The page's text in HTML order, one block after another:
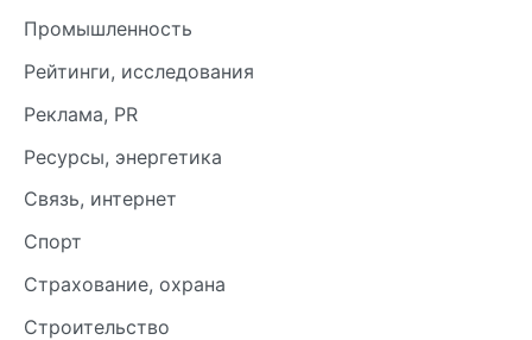
Промышленность
Рейтинги, исследования
Реклама, PR
Ресурсы, энергетика
Связь, интернет
Спорт
Страхование, охрана
Строительство